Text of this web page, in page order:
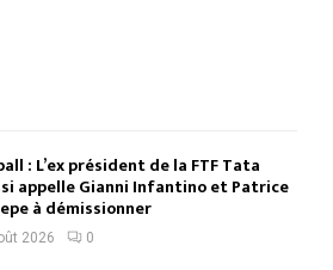
: L’ex président de la FTF Tata
appelle Gianni Infantino et Patrice
à démissionner
2026 0